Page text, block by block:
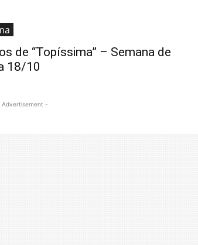
de “Topíssima” – Semana de
18/10
-